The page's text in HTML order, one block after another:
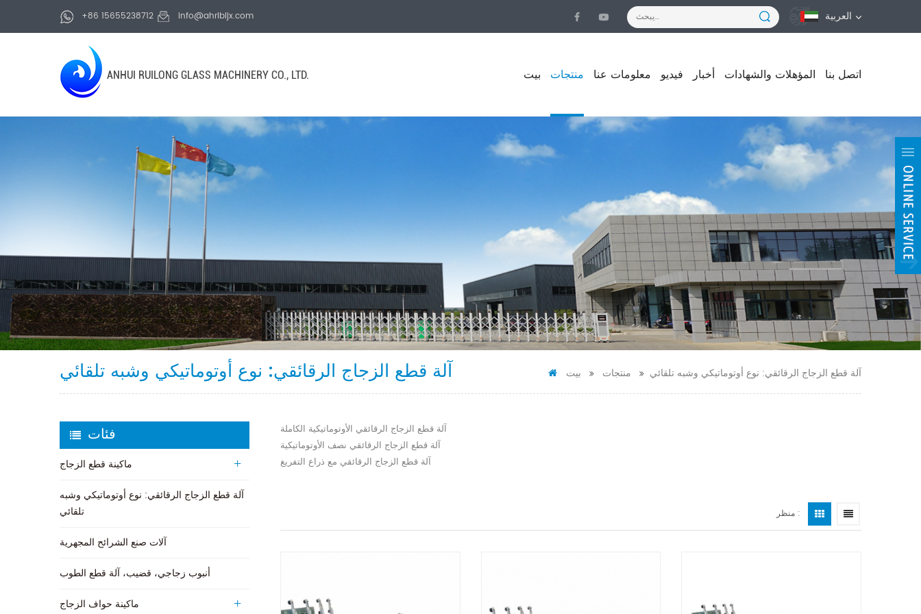
+86 15655238712 info@ahrlbljx.com العربية
ANHUI RUILONG GLASS MACHINERY CO., LTD. بيت منتجات معلومات عنا فيديو أخبار المؤهلات والشهادات اتصل بنا
آلة قطع الزجاج الرقائقي: نوع أوتوماتيكي وشبه تلقائي بيت منتجات آلة قطع الزجاج الرقائقي: نوع أوتوماتيكي وشبه تلقائي
فئات
ماكينة قطع الزجاج
آلة قطع الزجاج الرقائقي: نوع أوتوماتيكي وشبه
تلقائي
آلات صنع الشرائح المجهرية
أنبوب زجاجي، قضيب، آلة قطع الطوب
ماكينة حواف الزجاج
آلة قطع الزجاج الرقائقي الأوتوماتيكية الكاملة
آلة قطع الزجاج الرقائقي نصف الأوتوماتيكية
آلة قطع الزجاج الرقائقي مع ذراع التفريغ
منظر :